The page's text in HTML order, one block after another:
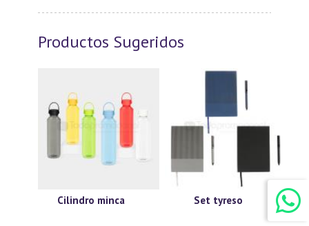
Productos Sugeridos
Cilindro minca Set tyreso